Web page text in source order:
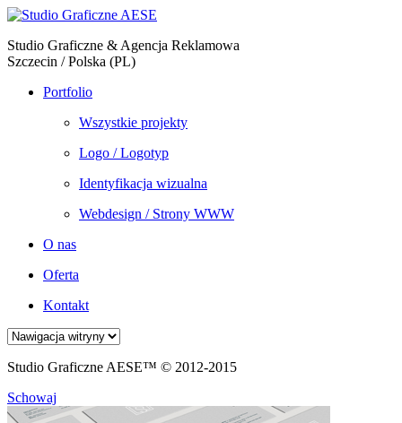
Studio Graficzne & Agencja Reklamowa
Szczecin / Polska (PL)
Portfolio
Wszystkie projekty
Logo / Logotyp
Identyfikacja wizualna
Webdesign / Strony WWW
O nas
Oferta
Kontakt
Studio Graficzne AESE™ © 2012-2015
Schowaj